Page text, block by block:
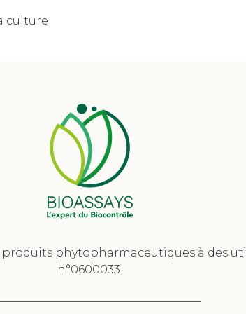
culture
phytopharmaceutiques à des
n°0600033.